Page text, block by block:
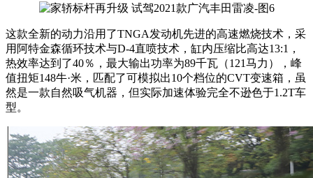
这款全新的动力沿用了TNGA发动机先进的高速燃烧技术，采
用阿特金森循环技术与D-4直喷技术，缸内压缩比高达13:1，
热效率达到了40％，最大输出功率为89千瓦（121马力），峰
值扭矩148牛·米，匹配了可模拟出10个档位的CVT变速箱，虽
然是一款自然吸气机器，但实际加速体验完全不逊色于1.2T车
型。